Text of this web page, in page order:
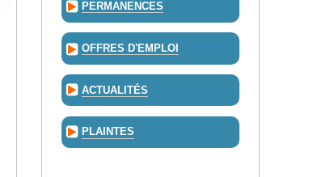
PERMANENCES
OFFRES D'EMPLOI
ACTUALITÉS
PLAINTES